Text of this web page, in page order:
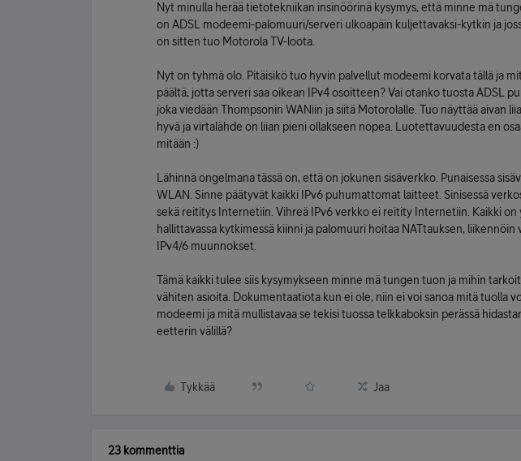
Nyt minulla herää tietotekniikan insinöörinä kysymys, että minne mä
on ADSL modeemi-palomuuri/serveri ulkoapäin kuljettavaksi-kytkin ja
on sitten tuo Motorola TV-loota.
Nyt on tyhmä olo. Pitäisikö tuo hyvin palvellut modeemi korvata tällä ja
päältä, jotta serveri saa oikean IPv4 osoitteen? Vai otanko tuosta ADSL
joka viedään Thompsonin WANiin ja siitä Motorolalle. Tuo näyttää aivan
hyvä ja virtalähde on liian pieni ollakseen nopea. Luotettavuudesta en
mitään :)
Lähinnä ongelmana tässä on, että on jokunen sisäverkko. Punaisessa
WLAN. Sinne päätyvät kaikki IPv6 puhumattomat laitteet. Sinisessä
sekä reititys Internetiin. Vihreä IPv6 verkko ei reitity Internetiin. Kaikki on
hallittavassa kytkimessä kiinni ja palomuuri hoitaa NATtauksen, liikennöin
IPv4/6 muunnokset.
Tämä kaikki tulee siis kysymykseen minne mä tungen tuon ja mihin
vähiten asioita. Dokumentaatiota kun ei ole, niin ei voi sanoa mitä tuolla
modeemi ja mitä mullistavaa se tekisi tuossa telkkaboksin perässä
eetterin välillä?
Tykkää Jaa
23 kommenttia